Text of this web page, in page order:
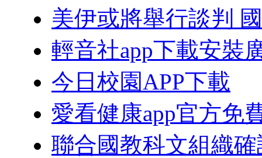
美伊或將舉行談判
輕音社app下載安裝
今日校園APP下載
愛看健康app官方免
聯合國教科文組織